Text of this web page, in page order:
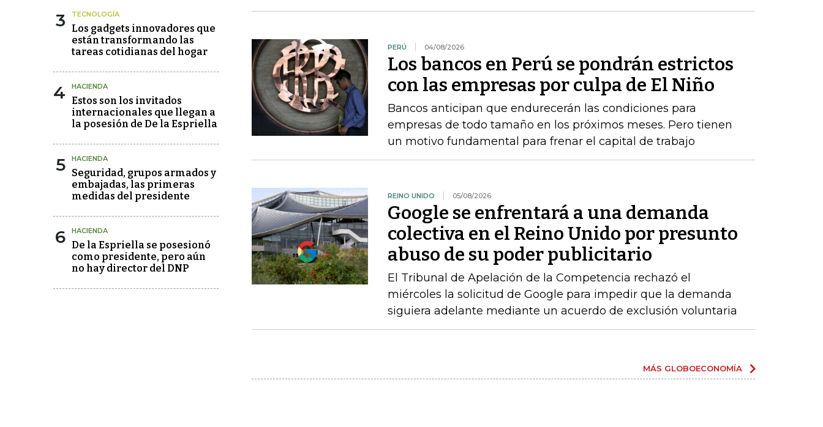
3 TECNOLOGÍA
Los gadgets innovadores que
están transformando las
tareas cotidianas del hogar
4 HACIENDA
Estos son los invitados
internacionales que llegan a
la posesión de De la Espriella
5 HACIENDA
Seguridad, grupos armados y
embajadas, las primeras
medidas del presidente
6 HACIENDA
De la Espriella se posesionó
como presidente, pero aún
no hay director del DNP
PERÚ 04/08/2026
Los bancos en Perú se pondrán estrictos
con las empresas por culpa de El Niño
Bancos anticipan que endurecerán las condiciones para
empresas de todo tamaño en los próximos meses. Pero tienen
un motivo fundamental para frenar el capital de trabajo
REINO UNIDO 05/08/2026
Google se enfrentará a una demanda
colectiva en el Reino Unido por presunto
abuso de su poder publicitario
El Tribunal de Apelación de la Competencia rechazó el
miércoles la solicitud de Google para impedir que la demanda
siguiera adelante mediante un acuerdo de exclusión voluntaria
MÁS GLOBOECONOMÍA